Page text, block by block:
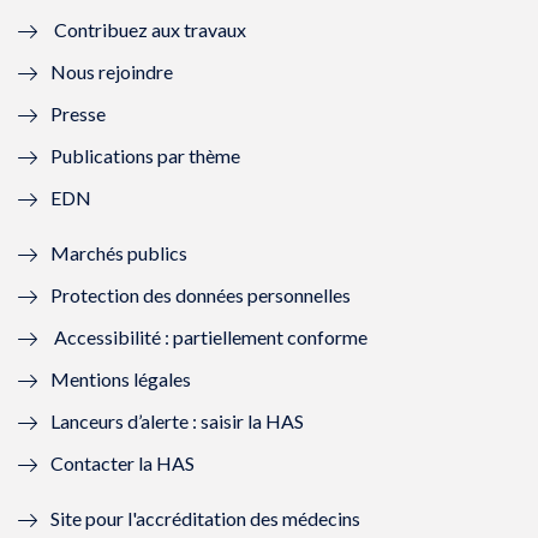
l
l
f
n
ê
t
r
e
)
e
e
n
ê
r
ê
t
e
ê
Contribuez aux travaux
Nous rejoindre
Presse
Publications par thème
EDN
Marchés publics
Protection des données personnelles
Accessibilité : partiellement conforme
Mentions légales
Lanceurs d’alerte : saisir la HAS
Contacter la HAS
Site pour l'accréditation des médecins